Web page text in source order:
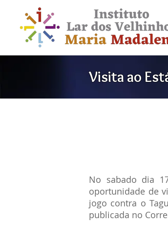
Visita ao
No sabado dia
oportunidade de
jogo contra o
publicada no